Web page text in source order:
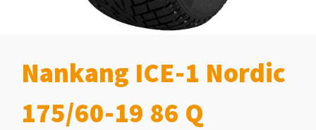
Nankang ICE-1 Nordic
175/60-19 86 Q